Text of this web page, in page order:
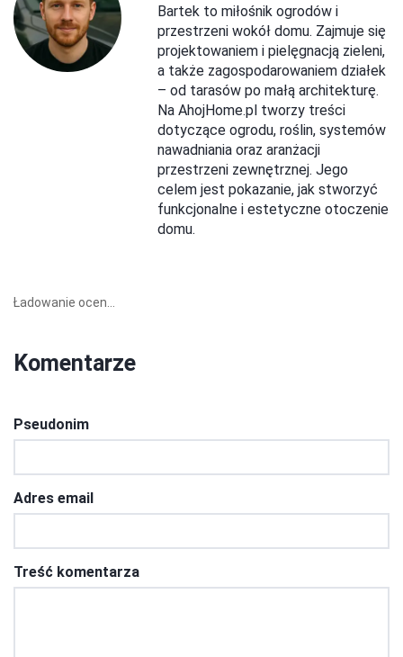
Bartek to miłośnik ogrodów i
przestrzeni wokół domu. Zajmuje się
projektowaniem i pielęgnacją zieleni,
a także zagospodarowaniem działek
– od tarasów po małą architekturę.
Na AhojHome.pl tworzy treści
dotyczące ogrodu, roślin, systemów
nawadniania oraz aranżacji
przestrzeni zewnętrznej. Jego
celem jest pokazanie, jak stworzyć
funkcjonalne i estetyczne otoczenie
domu.
Ładowanie ocen...
Komentarze
Pseudonim
Adres email
Treść komentarza